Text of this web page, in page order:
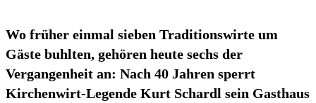
Wo früher einmal sieben Traditionswirte um
Gäste buhlten, gehören heute sechs der
Vergangenheit an: Nach 40 Jahren sperrt
Kirchenwirt-Legende Kurt Schardl sein Gasthaus